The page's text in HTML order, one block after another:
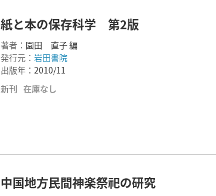
紙と本の保存科学 第2版
著者： 園田 直子 編
発行元： 岩田書院
出版年： 2010/11
新刊 在庫なし
中国地方民間神楽祭祀の研究